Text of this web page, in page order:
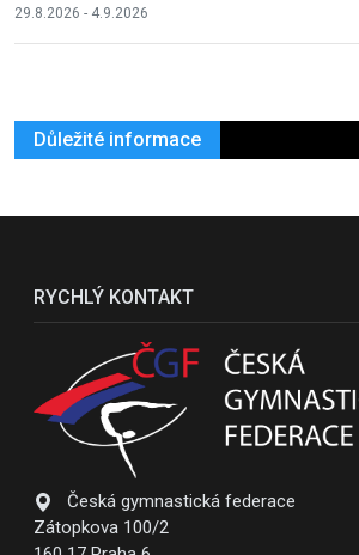
29.8.2026 - 4.9.2026
Důležité informace
RYCHLÝ KONTAKT
Česká gymnastická federace
Zátopkova 100/2